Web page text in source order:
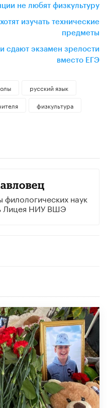
не любят физкультуру
изучать технические
предметы
сдают экзамен зрелости
вместо ЕГЭ
русский язык
физкультура
наук
Лицея НИУ ВШЭ